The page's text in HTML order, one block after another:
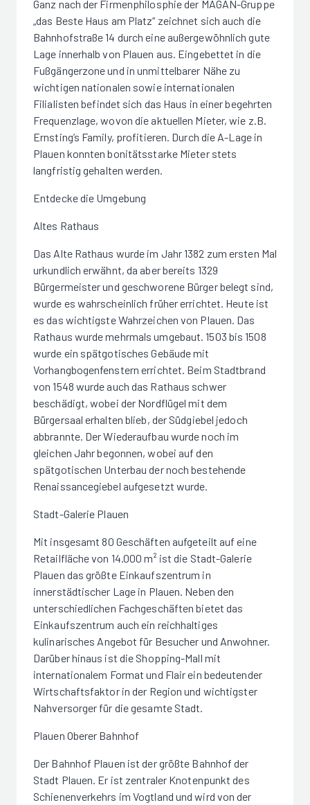
Ganz nach der Firmenphilosphie der MAGAN-Gruppe
„das Beste Haus am Platz“ zeichnet sich auch die
Bahnhofstraße 14 durch eine außergewöhnlich gute
Lage innerhalb von Plauen aus. Eingebettet in die
Fußgängerzone und in unmittelbarer Nähe zu
wichtigen nationalen sowie internationalen
Filialisten befindet sich das Haus in einer begehrten
Frequenzlage, wovon die aktuellen Mieter, wie z.B.
Ernsting’s Family, profitieren. Durch die A-Lage in
Plauen konnten bonitätsstarke Mieter stets
langfristig gehalten werden.
Entdecke die Umgebung
Altes Rathaus
Das Alte Rathaus wurde im Jahr 1382 zum ersten Mal
urkundlich erwähnt, da aber bereits 1329
Bürgermeister und geschworene Bürger belegt sind,
wurde es wahrscheinlich früher errichtet. Heute ist
es das wichtigste Wahrzeichen von Plauen. Das
Rathaus wurde mehrmals umgebaut. 1503 bis 1508
wurde ein spätgotisches Gebäude mit
Vorhangbogenfenstern errichtet. Beim Stadtbrand
von 1548 wurde auch das Rathaus schwer
beschädigt, wobei der Nordflügel mit dem
Bürgersaal erhalten blieb, der Südgiebel jedoch
abbrannte. Der Wiederaufbau wurde noch im
gleichen Jahr begonnen, wobei auf den
spätgotischen Unterbau der noch bestehende
Renaissancegiebel aufgesetzt wurde.
Stadt-Galerie Plauen
Mit insgesamt 80 Geschäften aufgeteilt auf eine
Retailfläche von 14.000 m² ist die Stadt-Galerie
Plauen das größte Einkaufszentrum in
innerstädtischer Lage in Plauen. Neben den
unterschiedlichen Fachgeschäften bietet das
Einkaufszentrum auch ein reichhaltiges
kulinarisches Angebot für Besucher und Anwohner.
Darüber hinaus ist die Shopping-Mall mit
internationalem Format und Flair ein bedeutender
Wirtschaftsfaktor in der Region und wichtigster
Nahversorger für die gesamte Stadt.
Plauen Oberer Bahnhof
Der Bahnhof Plauen ist der größte Bahnhof der
Stadt Plauen. Er ist zentraler Knotenpunkt des
Schienenverkehrs im Vogtland und wird von der